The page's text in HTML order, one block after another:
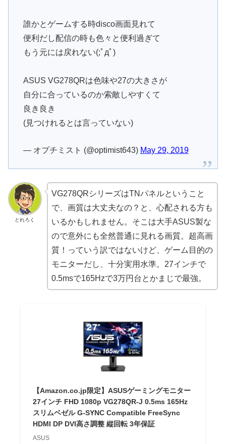
誰かとゲームする時disco画面見れて
便利だし配信の時も色々と便利過ぎて
もう元には戻れない(;ﾟдﾟ)
ASUS VG278QRは色味や27の大きさが
自分に合っているのか索敵しやすくて
良き良き
(見つけれるとは言っていない)
— オプチミスト (@optimist643) May 29, 2019
とれろく
VG278QRシリーズはTNパネルということ
で、画質は大丈夫なの？と、心配される方も
いるかもしれません。そこは大手ASUS製な
ので意外にも全然普通に見れる画質。超高画
質！っていう訳ではないけど、ゲーム目的の
モニターだし、十分実用水準。27インチで
0.5msで165Hzで3万円台とかまじで最強。
【Amazon.co.jp限定】ASUSゲーミングモニター
27インチ FHD 1080p VG278QR-J 0.5ms 165Hz
スリムベゼル G-SYNC Compatible FreeSync
HDMI DP DVI高さ調整 縦回転 3年保証
ASUS